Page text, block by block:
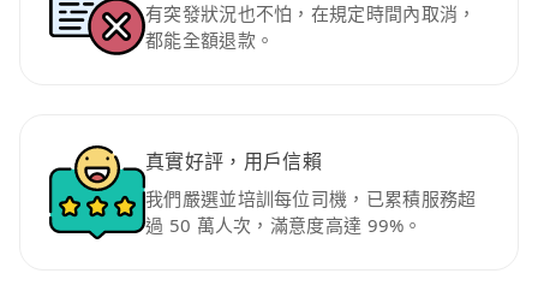
有突發狀況也不怕，在規定時間內取消，
都能全額退款。
真實好評，用戶信賴
我們嚴選並培訓每位司機，已累積服務超
過 50 萬人次，滿意度高達 99%。